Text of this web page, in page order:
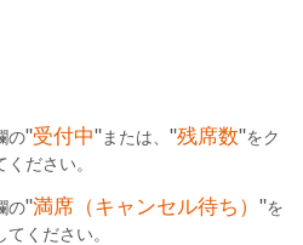
の"受付中"または、 "残席数"をク
ください。
の"満席（キャンセル待ち） "を
てください。